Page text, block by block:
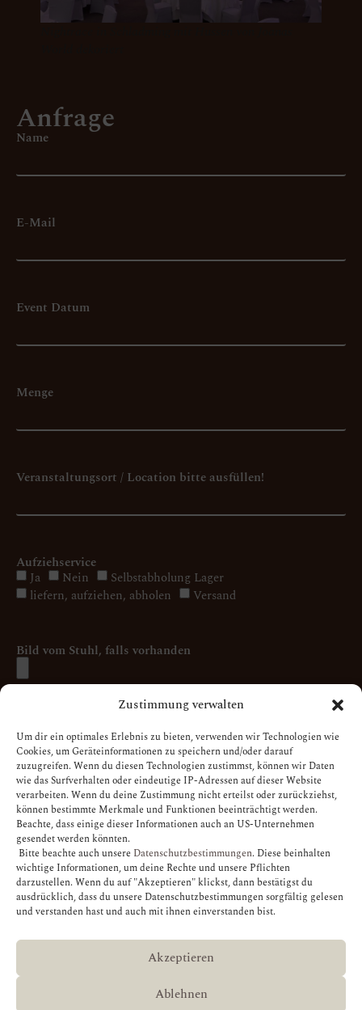
Zustimmung verwalten
Um dir ein optimales Erlebnis zu bieten, verwenden wir Technologien wie
Cookies, um Geräteinformationen zu speichern und/oder darauf
zuzugreifen. Wenn du diesen Technologien zustimmst, können wir Daten
wie das Surfverhalten oder eindeutige IP-Adressen auf dieser Website
verarbeiten. Wenn du deine Zustimmung nicht erteilst oder zurückziehst,
können bestimmte Merkmale und Funktionen beeinträchtigt werden.
Beachte, dass einige dieser Informationen auch an US-Unternehmen
gesendet werden könnten.
Bitte beachte auch unsere Datenschutzbestimmungen. Diese beinhalten
wichtige Informationen, um deine Rechte und unsere Pflichten
darzustellen. Wenn du auf "Akzeptieren" klickst, dann bestätigst du
ausdrücklich, dass du unsere Datenschutzbestimmungen sorgfältig gelesen
und verstanden hast und auch mit ihnen einverstanden bist.
Akzeptieren
Ablehnen
Anfrage
Name
E-Mail
Event Datum
Menge
Veranstaltungsort / Location bitte ausfüllen!
Aufziehservice
Ja
Nein
Selbstabholung Lager
liefern, aufziehen, abholen
Versand
Bild vom Stuhl, falls vorhanden
Nachricht
Ich habe dieDatenschutzbestimmungenzur Kenntnis
genommen. Ich stimme zu, dass meine Angaben und Daten
zur Beantwortung meiner Anfrage elektronisch erhoben und
gespeichert werden.
Anfrage senden